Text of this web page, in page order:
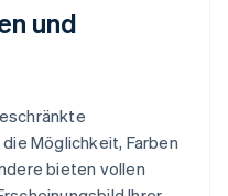
und
Möglichkeit, Farben
bieten vollen